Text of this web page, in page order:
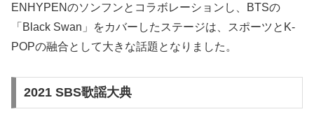
ENHYPENのソンフンとコラボレーションし、BTSの
「Black Swan」をカバーしたステージは、スポーツとK-
POPの融合として大きな話題となりました。
2021 SBS歌謡大典